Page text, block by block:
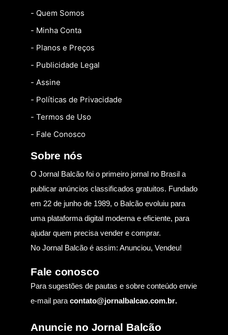
- Quem Somos
- Minha Conta
- Planos e Preços
- Publicidade Legal
- Assine
- Políticas de Privacidade
- Termos de Uso
- Fale Conosco
Sobre nós
O Jornal Balcão foi o primeiro jornal no Brasil a
publicar anúncios classificados gratuitos. Fundado
em 22 de junho de 1989, o Balcão evoluiu para
uma plataforma digital moderna e eficiente, para
ajudar quem precisa vender e comprar.
No Jornal Balcão é assim: Anunciou, Vendeu!
Fale conosco
Para sugestões de pautas e sobre conteúdo envie
e-mail para contato@jornalbalcao.com.br.
Anuncie no Jornal Balcão